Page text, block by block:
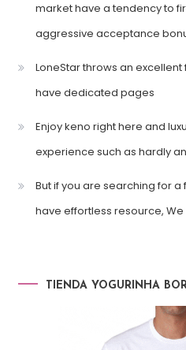
market have a tendency to
aggressive acceptance
LoneStar throws an
have dedicated pages
Enjoy keno right here and
experience such as hardly
But if you are searching for
have effortless resource,
TIENDA YOGURINHA